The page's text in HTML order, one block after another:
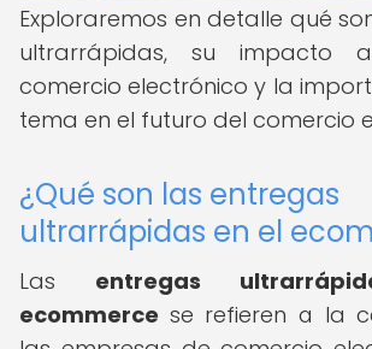
Exploraremos en detalle qué
ultrarrápidas, su impacto
comercio electrónico y la
tema en el futuro del comercio
¿Qué son las entregas
ultrarrápidas en el
Las entregas
ecommerce se refieren a la